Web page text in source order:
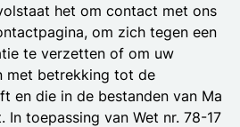
het om contact met ons
om zich tegen een
te verzetten of om uw
met betrekking tot de
en die in de bestanden van Ma
In toepassing van Wet nr. 78-17